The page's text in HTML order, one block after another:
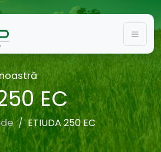
EC
ETIUDA 250 EC